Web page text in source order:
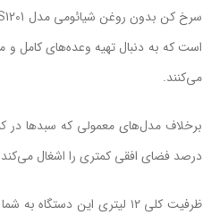
است که به دنبال تهیه وعده‌های کامل و
می‌کنند.
درصد فضای افقی کمتری را اشغال